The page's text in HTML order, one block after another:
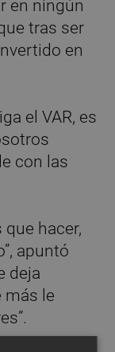
en ningún
tras ser
en
el VAR, es
con las
hacer,
apuntó
deja
más le